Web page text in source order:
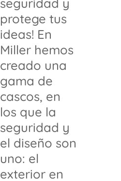
seguridad y
protege tus
ideas! En
Miller hemos
creado una
gama de
cascos, en
los que la
seguridad y
el diseño son
uno: el
exterior en